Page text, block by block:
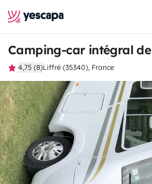
Camping-car intégral
4,75 (8)Liffré (35340), France